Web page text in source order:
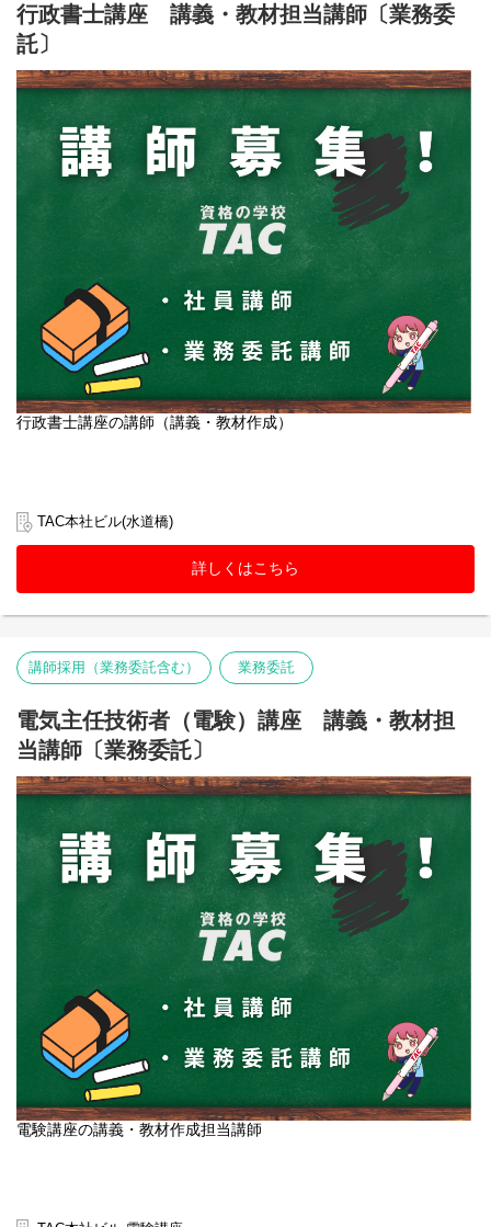
行政書士講座 講義・教材担当講師〔業務委
託〕
行政書士講座の講師（講義・教材作成）
TAC本社ビル(水道橋)
詳しくはこちら
講師採用（業務委託含む） 業務委託
電気主任技術者（電験）講座 講義・教材担
当講師〔業務委託〕
電験講座の講義・教材作成担当講師